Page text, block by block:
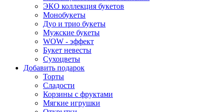
ЭКО коллекция букетов
Монобукеты
Дуо и трио букеты
Мужские букеты
WOW - эффект
Букет невесты
Сухоцветы
Добавить подарок
Торты
Сладости
Корзины с фруктами
Мягкие игрушки